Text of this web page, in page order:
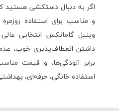
اگر به دنبال دستکشی هستید
و مناسب برای استفاده
وینیل گاماتکس انتخابی
داشتن انعطاف‌پذیری خوب،
برابر آلودگی‌ها، و قیمت
استفاده خانگی، حرفه‌ای،